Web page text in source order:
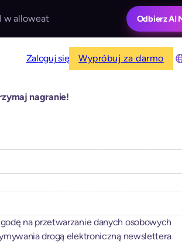
w alloweat Odbierz AI
Zaloguj się Wypróbuj za darmo
nagranie!
na przetwarzanie danych osobowych
drogą elektroniczną newslettera